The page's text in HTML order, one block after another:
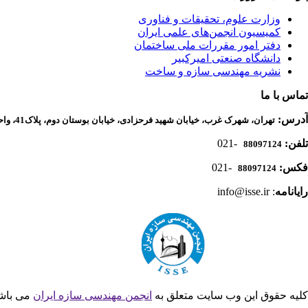
وزارت علوم، تحقیقات و فناوری
کمیسیون انجمن‌های علمی ایران
دفتر امور مقررات ملی ساختمان
دانشگاه صنعتی امیرکبیر
نشریه مهندسی سازه و ساخت
تماس با ما
آدرس: تهران، شهرک غرب، خیابان شهید فرحزادی، خیابان بوستان دوم، پلاک41، واحد 1، دفتر انجمن مهندسی سازه ایران
تلفن: 88097124
-021
فکس: 88097124
-021
رایانامه: info@isse.ir
کلیه حقوق این وب سایت متعلق به انجمن مهندسی سازه ایران می